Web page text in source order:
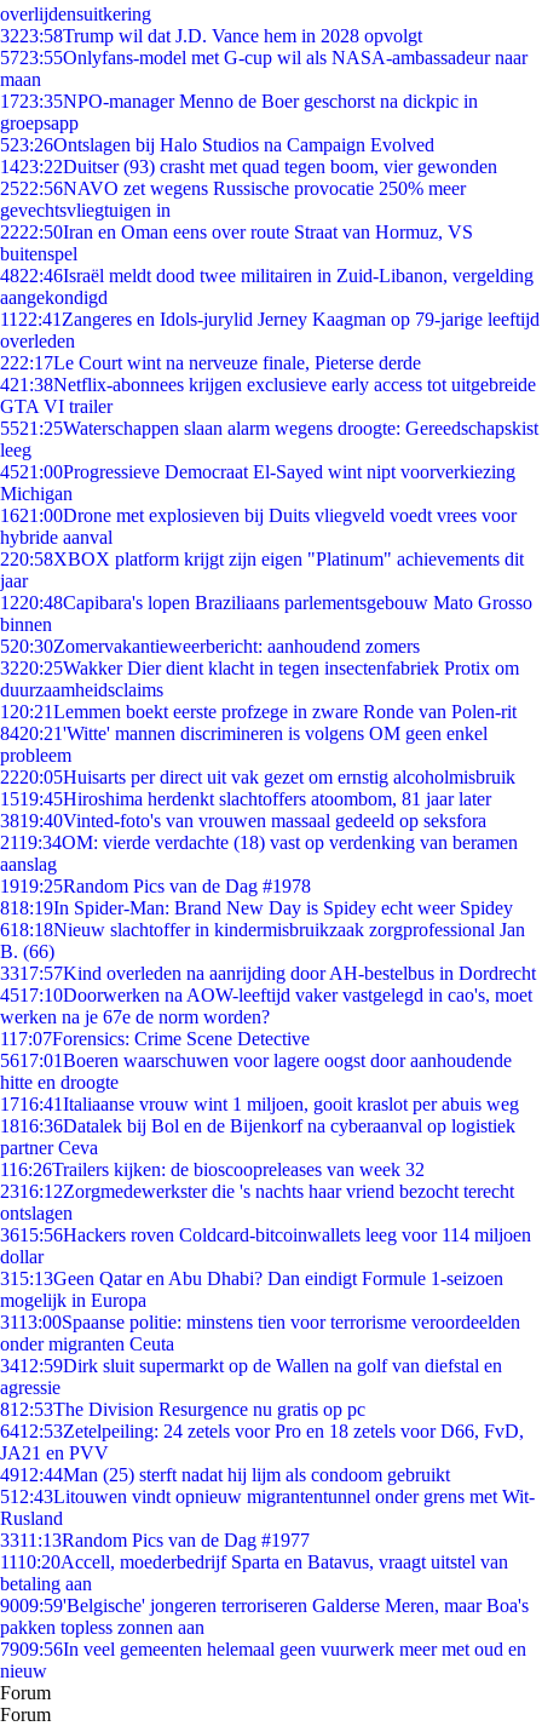
overlijdensuitkering
3223:58Trump wil dat J.D. Vance hem in 2028 opvolgt
5723:55Onlyfans-model met G-cup wil als NASA-ambassadeur naar
maan
1723:35NPO-manager Menno de Boer geschorst na dickpic in
groepsapp
523:26Ontslagen bij Halo Studios na Campaign Evolved
1423:22Duitser (93) crasht met quad tegen boom, vier gewonden
2522:56NAVO zet wegens Russische provocatie 250% meer
gevechtsvliegtuigen in
2222:50Iran en Oman eens over route Straat van Hormuz, VS
buitenspel
4822:46Israël meldt dood twee militairen in Zuid-Libanon, vergelding
aangekondigd
11 22:41 Zangeres en Idols-jurylid Jerney Kaagman op 79-jarige leeftijd
overleden
222:17Le Court wint na nerveuze finale, Pieterse derde
421:38Netflix-abonnees krijgen exclusieve early access tot uitgebreide
GTA VI trailer
5521:25Waterschappen slaan alarm wegens droogte: Gereedschapskist
leeg
4521:00Progressieve Democraat El-Sayed wint nipt voorverkiezing
Michigan
1621:00Drone met explosieven bij Duits vliegveld voedt vrees voor
hybride aanval
220:58XBOX platform krijgt zijn eigen "Platinum" achievements dit
jaar
1220:48Capibara's lopen Braziliaans parlementsgebouw Mato Grosso
binnen
520:30Zomervakantieweerbericht: aanhoudend zomers
3220:25Wakker Dier dient klacht in tegen insectenfabriek Protix om
duurzaamheidsclaims
1 20:21Lemmen boekt eerste profzege in zware Ronde van Polen-rit
8420:21'Witte' mannen discrimineren is volgens OM geen enkel
probleem
2220:05Huisarts per direct uit vak gezet om ernstig alcoholmisbruik
1519:45Hiroshima herdenkt slachtoffers atoombom, 81 jaar later
3819:40Vinted-foto's van vrouwen massaal gedeeld op seksfora
2119:34OM: vierde verdachte (18) vast op verdenking van beramen
aanslag
1919:25Random Pics van de Dag #1978
818:19In Spider-Man: Brand New Day is Spidey echt weer Spidey
618:18Nieuw slachtoffer in kindermisbruikzaak zorgprofessional Jan
B. (66)
3317:57Kind overleden na aanrijding door AH-bestelbus in Dordrecht
4517:10Doorwerken na AOW-leeftijd vaker vastgelegd in cao's, moet
werken na je 67e de norm worden?
117:07Forensics: Crime Scene Detective
5617:01Boeren waarschuwen voor lagere oogst door aanhoudende
hitte en droogte
1716:41Italiaanse vrouw wint 1 miljoen, gooit kraslot per abuis weg
1816:36Datalek bij Bol en de Bijenkorf na cyberaanval op logistiek
partner Ceva
116:26Trailers kijken: de bioscoopreleases van week 32
2316:12Zorgmedewerkster die 's nachts haar vriend bezocht terecht
ontslagen
3615:56Hackers roven Coldcard-bitcoinwallets leeg voor 114 miljoen
dollar
315:13Geen Qatar en Abu Dhabi? Dan eindigt Formule 1-seizoen
mogelijk in Europa
3113:00Spaanse politie: minstens tien voor terrorisme veroordeelden
onder migranten Ceuta
3412:59Dirk sluit supermarkt op de Wallen na golf van diefstal en
agressie
812:53The Division Resurgence nu gratis op pc
6412:53Zetelpeiling: 24 zetels voor Pro en 18 zetels voor D66, FvD,
JA21 en PVV
4912:44Man (25) sterft nadat hij lijm als condoom gebruikt
512:43Litouwen vindt opnieuw migrantentunnel onder grens met Wit-
Rusland
3311:13Random Pics van de Dag #1977
1110:20Accell, moederbedrijf Sparta en Batavus, vraagt uitstel van
betaling aan
9009:59'Belgische' jongeren terroriseren Galderse Meren, maar Boa's
pakken topless zonnen aan
7909:56In veel gemeenten helemaal geen vuurwerk meer met oud en
nieuw
Forum
Forum